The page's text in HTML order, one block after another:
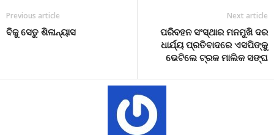
Previous article
ବିଜୁ ସେତୁ ଶିଳାନ୍ୟାସ
Next article
ପରିବହନ ସଂସ୍ଥାର ମନମୁଖି ଦର
ଧାର୍ଯ୍ୟ ପ୍ରତିବାଦରେ ଏସପିଙ୍କୁ
ଭେଟିଲେ ଟ୍ରକ ମାଲିକ ସଙ୍ଘ